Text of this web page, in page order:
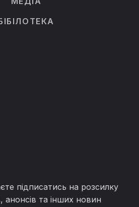
підписатись на розсилку
анонсів та інших новин